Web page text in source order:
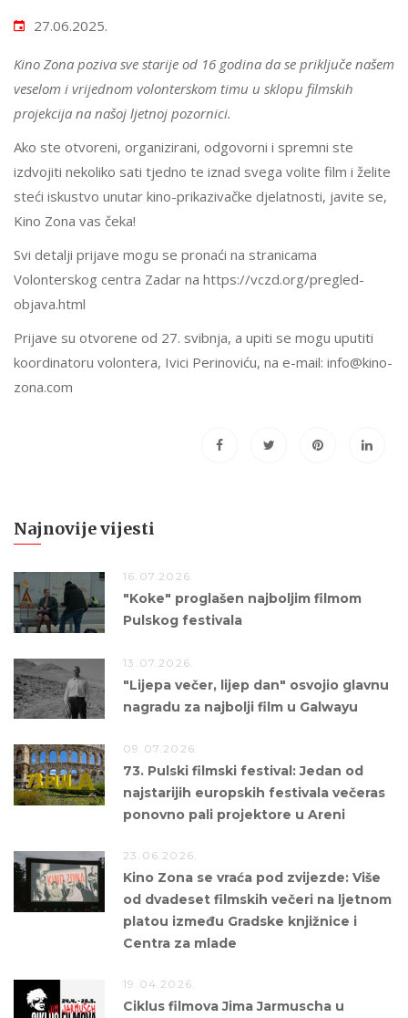
27.06.2025.
Kino Zona poziva sve starije od 16 godina da se priključe našem
veselom i vrijednom volonterskom timu u sklopu filmskih
projekcija na našoj ljetnoj pozornici.
Ako ste otvoreni, organizirani, odgovorni i spremni ste
izdvojiti nekoliko sati tjedno te iznad svega volite film i želite
steći iskustvo unutar kino-prikazivačke djelatnosti, javite se,
Kino Zona vas čeka!
Svi detalji prijave mogu se pronaći na stranicama
Volonterskog centra Zadar na https://vczd.org/pregled-
objava.html
Prijave su otvorene od 27. svibnja, a upiti se mogu uputiti
koordinatoru volontera, Ivici Perinoviću, na e-mail: info@kino-
zona.com
Najnovije vijesti
16.07.2026.
"Koke" proglašen najboljim filmom
Pulskog festivala
13.07.2026.
"Lijepa večer, lijep dan" osvojio glavnu
nagradu za najbolji film u Galwayu
09.07.2026.
73. Pulski filmski festival: Jedan od
najstarijih europskih festivala večeras
ponovno pali projektore u Areni
23.06.2026.
Kino Zona se vraća pod zvijezde: Više
od dvadeset filmskih večeri na ljetnom
platou između Gradske knjižnice i
Centra za mlade
19.04.2026.
Ciklus filmova Jima Jarmuscha u